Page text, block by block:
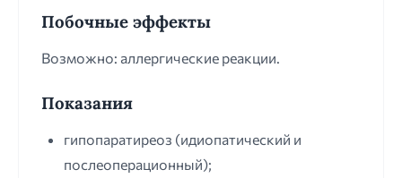
Побочные эффекты
Возможно: аллергические реакции.
Показания
гипопаратиреоз (идиопатический и
послеоперационный);